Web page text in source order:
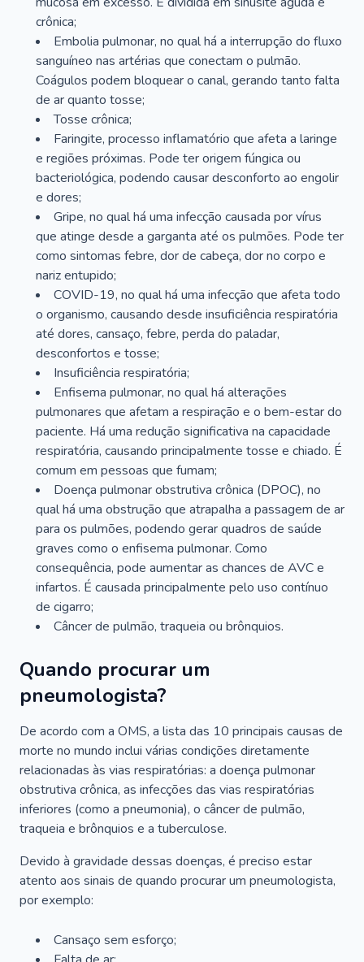
crônica;
Embolia pulmonar, no qual há a interrupção do fluxo
sanguíneo nas artérias que conectam o pulmão.
Coágulos podem bloquear o canal, gerando tanto falta
de ar quanto tosse;
Tosse crônica;
Faringite, processo inflamatório que afeta a laringe
e regiões próximas. Pode ter origem fúngica ou
bacteriológica, podendo causar desconforto ao engolir
e dores;
Gripe, no qual há uma infecção causada por vírus
que atinge desde a garganta até os pulmões. Pode ter
como sintomas febre, dor de cabeça, dor no corpo e
nariz entupido;
COVID-19, no qual há uma infecção que afeta todo
o organismo, causando desde insuficiência respiratória
até dores, cansaço, febre, perda do paladar,
desconfortos e tosse;
Insuficiência respiratória;
Enfisema pulmonar, no qual há alterações
pulmonares que afetam a respiração e o bem-estar do
paciente. Há uma redução significativa na capacidade
respiratória, causando principalmente tosse e chiado. É
comum em pessoas que fumam;
Doença pulmonar obstrutiva crônica (DPOC), no
qual há uma obstrução que atrapalha a passagem de ar
para os pulmões, podendo gerar quadros de saúde
graves como o enfisema pulmonar. Como
consequência, pode aumentar as chances de AVC e
infartos. É causada principalmente pelo uso contínuo
de cigarro;
Câncer de pulmão, traqueia ou brônquios.
Quando procurar um
pneumologista?
De acordo com a OMS, a lista das 10 principais causas de
morte no mundo inclui várias condições diretamente
relacionadas às vias respiratórias: a doença pulmonar
obstrutiva crônica, as infecções das vias respiratórias
inferiores (como a pneumonia), o câncer de pulmão,
traqueia e brônquios e a tuberculose.
Devido à gravidade dessas doenças, é preciso estar
atento aos sinais de quando procurar um pneumologista,
por exemplo:
Cansaço sem esforço;